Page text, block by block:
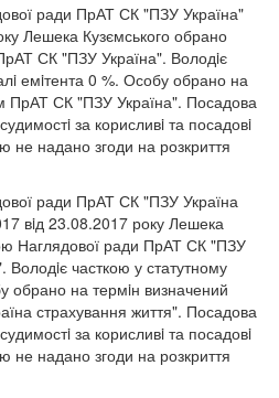
ради ПрАТ СК "ПЗУ Україна"
Лешека Кузємського обрано
СК "ПЗУ Україна". Володiє
емiтента 0 %. Особу обрано на
ПрАТ СК "ПЗУ Україна". Посадова
за корисливi та посадовi
надано згоди на розкриття
ради ПрАТ СК "ПЗУ Україна
вiд 23.08.2017 року Лешека
Наглядової ради ПрАТ СК "ПЗУ
Володiє часткою у статутному
обрано на термiн визначений
страхування життя". Посадова
за корисливi та посадовi
надано згоди на розкриття